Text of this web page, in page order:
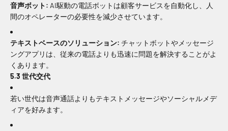
音声ボット: AI駆動の電話ボットは顧客サービスを自動化し、人
間のオペレーターの必要性を減少させています。
テキストベースのソリューション: チャットボットやメッセージ
ングアプリは、従来の電話よりも迅速に問題を解決することがよ
くあります。
5.3 世代交代
若い世代は音声通話よりもテキストメッセージやソーシャルメデ
ィアを好みます。